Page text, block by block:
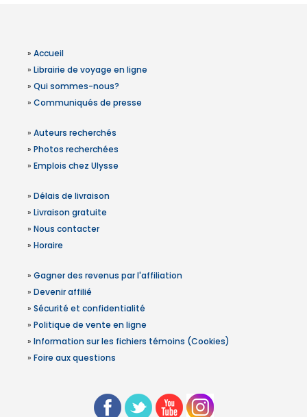
» Accueil
» Librairie de voyage en ligne
» Qui sommes-nous?
» Communiqués de presse
» Auteurs recherchés
» Photos recherchées
» Emplois chez Ulysse
» Délais de livraison
» Livraison gratuite
» Nous contacter
» Horaire
» Gagner des revenus par l'affiliation
» Devenir affilié
» Sécurité et confidentialité
» Politique de vente en ligne
» Information sur les fichiers témoins (Cookies)
» Foire aux questions